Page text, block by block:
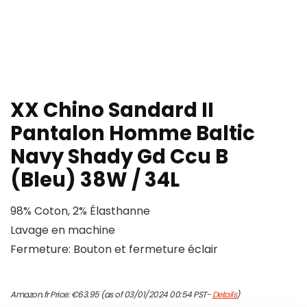
XX Chino Sandard II
Pantalon Homme Baltic
Navy Shady Gd Ccu B
(Bleu) 38W / 34L
98% Coton, 2% Élasthanne
Lavage en machine
Fermeture: Bouton et fermeture éclair
Amazon.fr Price:€63.95(as of 03/01/2024 00:54 PST-Details)